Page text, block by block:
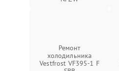
Ремонт
холодильника
Vestfrost VF395-1 F